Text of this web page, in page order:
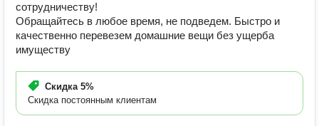
сотрудничеству!
Обращайтесь в любое время, не подведем. Быстро и
качественно перевезем домашние вещи без ущерба
имуществу
Скидка 5%
Скидка постоянным клиентам